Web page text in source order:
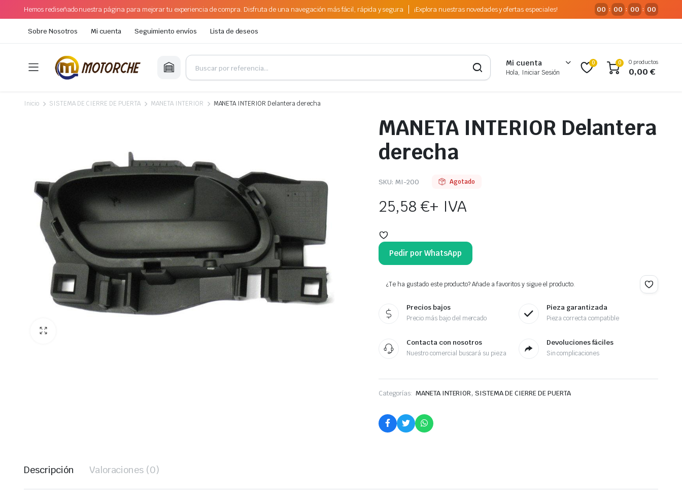
Hemos rediseñado nuestra página para mejorar tu experiencia de compra. Disfruta de una navegación más fácil, rápida y segura ¡Explora nuestras novedades y ofertas especiales! 00 : 00 : 00 : 00
Sobre Nosotros Mi cuenta Seguimiento envíos Lista de deseos
Mi cuenta
Hola, Iniciar Sesión
0 0 0 productos
0,00€
Inicio SISTEMA DE CIERRE DE PUERTA MANETA INTERIOR MANETA INTERIOR Delantera derecha
MANETA INTERIOR Delantera
derecha
SKU: MI-200 Agotado
25,58€+ IVA
Pedir por WhatsApp
¿Te ha gustado este producto? Añade a favoritos y sigue el producto.
Precios bajos
Precio más bajo del mercado
Pieza garantizada
Pieza correcta compatible
Contacta con nosotros
Nuestro comercial buscará su pieza
Devoluciones fáciles
Sin complicaciones
Categorías: MANETA INTERIOR, SISTEMA DE CIERRE DE PUERTA
Descripción Valoraciones (0)